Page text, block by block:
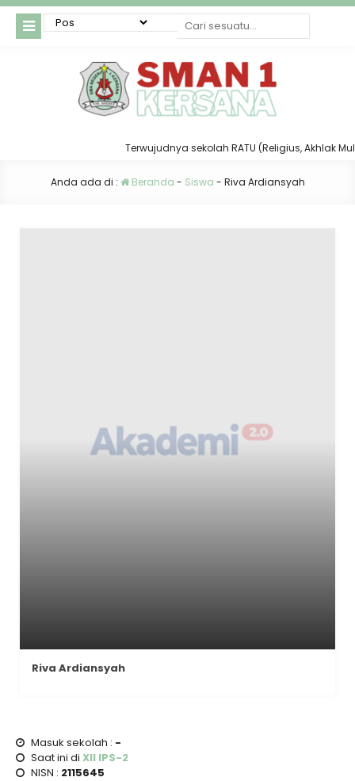
Terwujudnya sekolah RATU (Religius, Akhlak
Anda ada di : Beranda - Siswa - Riva Ardiansyah
Riva Ardiansyah
Masuk sekolah : -
Saat ini di XII IPS-2
NISN : 2115645